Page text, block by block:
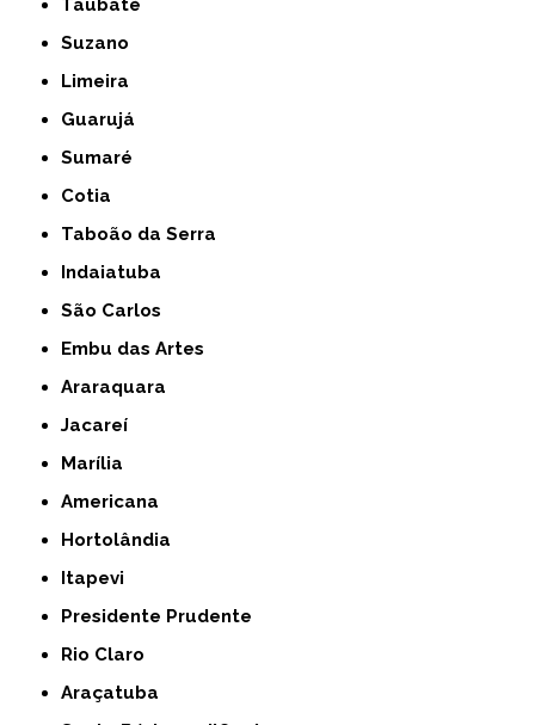
Taubaté
Suzano
Limeira
Guarujá
Sumaré
Cotia
Taboão da Serra
Indaiatuba
São Carlos
Embu das Artes
Araraquara
Jacareí
Marília
Americana
Hortolândia
Itapevi
Presidente Prudente
Rio Claro
Araçatuba